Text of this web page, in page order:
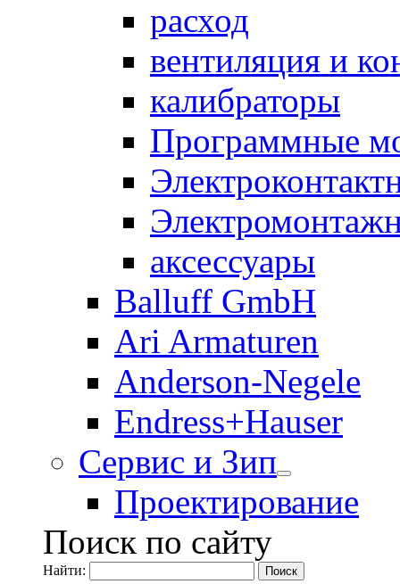
расход
вентиляция и
калибраторы
Программные
аксессуары
Balluff GmbH
Ari Armaturen
Anderson-Negele
Endress+Hauser
Сервис и Зип
Проектирование
Поиск по сайту
Найти: